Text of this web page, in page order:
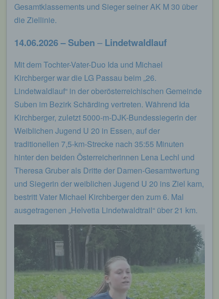
Gesamtklassements und Sieger seiner AK M 30 über
die Ziellinie.
14.06.2026 – Suben –Lindetwaldlauf
Mit dem Tochter-Vater-Duo Ida und Michael
Kirchberger war die LG Passau beim „26.
Lindetwaldlauf“ in der oberösterreichischen Gemeinde
Suben im Bezirk Schärding vertreten. Während Ida
Kirchberger, zuletzt 5000-m-DJK-Bundessiegerin der
Weiblichen Jugend U 20 in Essen, auf der
traditionellen 7,5-km-Strecke nach 35:55 Minuten
hinter den beiden Österreicherinnen Lena Lechl und
Theresa Gruber als Dritte der Damen-Gesamtwertung
und Siegerin der weiblichen Jugend U 20 ins Ziel kam,
bestritt Vater Michael Kirchberger den zum 6. Mal
ausgetragenen „Helvetia Lindetwaldtrail“ über 21 km.